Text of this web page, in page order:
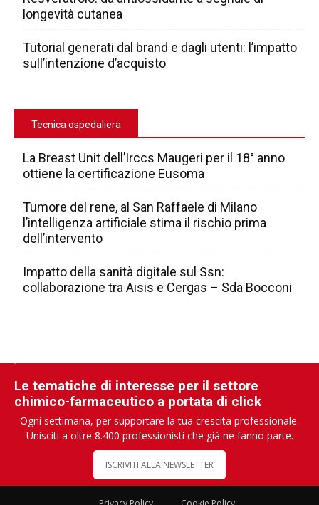
longevità cutanea
Tutorial generati dal brand e dagli utenti: l’impatto
sull’intenzione d’acquisto
Tecnica ospedaliera
La Breast Unit dell’Irccs Maugeri per il 18° anno
ottiene la certificazione Eusoma
Tumore del rene, al San Raffaele di Milano
l’intelligenza artificiale stima il rischio prima
dell’intervento
Impatto della sanità digitale sul Ssn:
collaborazione tra Aisis e Cergas – Sda Bocconi
Le tematiche di interesse per il settore
chimico-farmaceutico a portata di click
Ogni settimana, per supportare la tua crescita professionale.
Unisciti a oltre 8.400 professionisti che già ne fanno parte.
ISCRIVITI ALLA NEWSLETTER